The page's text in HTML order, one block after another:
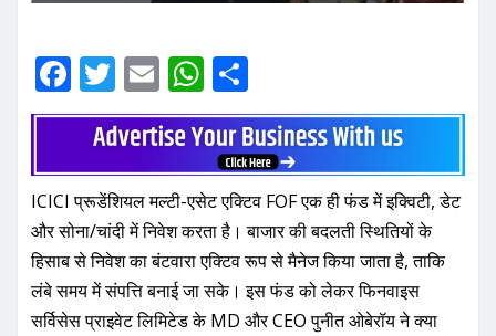
F
a
e
b
o
o
k
T
w
it
te
r
E
m
ai
l
W
h
at
s
A
p
p
h
ar
e
ICICI प्रूडेंशियल मल्टी-एसेट एक्टिव FOF एक ही फंड में इक्विटी, डेट
और सोना/चांदी में निवेश करता है। बाजार की बदलती स्थितियों के
हिसाब से निवेश का बंटवारा एक्टिव रूप से मैनेज किया जाता है, ताकि
लंबे समय में संपत्ति बनाई जा सके। इस फंड को लेकर फिनवाइस
सर्विसेस प्राइवेट लिमिटेड के MD और CEO पुनीत ओबेरॉय ने क्या